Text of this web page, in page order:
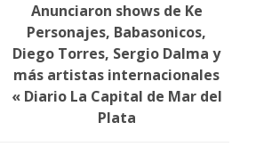
Anunciaron shows de Ke
Personajes, Babasonicos,
Diego Torres, Sergio Dalma y
más artistas internacionales
« Diario La Capital de Mar del
Plata